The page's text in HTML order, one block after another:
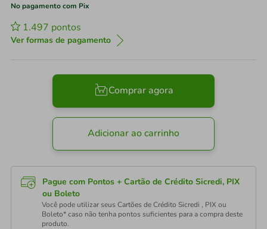
No pagamento com Pix
1.497 pontos
Ver formas de pagamento
Comprar agora
Adicionar ao carrinho
Pague com Pontos + Cartão de Crédito Sicredi, PIX
ou Boleto
Você pode utilizar seus Cartões de Crédito Sicredi , PIX ou
Boleto* caso não tenha pontos suficientes para a compra deste
produto.